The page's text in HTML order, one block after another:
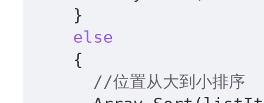
else
//位置从大到小排序